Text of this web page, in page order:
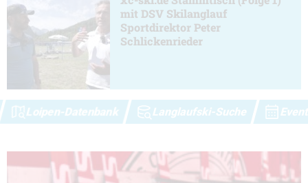
mit DSV Skilanglauf
Sportdirektor Peter
Schlickenrieder
Loipen-Datenbank Langlaufski-Suche